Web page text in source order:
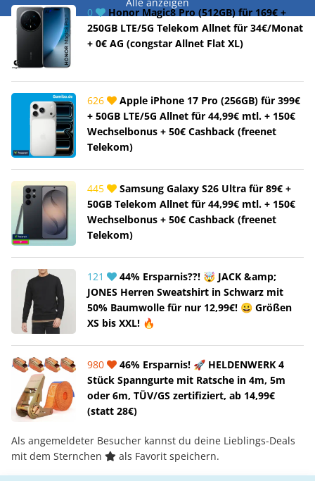
0
Honor Magic8 Pro (512GB) für 169€ +
250GB LTE/5G Telekom Allnet für 34€/Monat
+ 0€ AG (congstar Allnet Flat XL)
626
Apple iPhone 17 Pro (256GB) für 399€
+ 50GB LTE/5G Allnet für 44,99€ mtl. + 150€
Wechselbonus + 50€ Cashback (freenet
Telekom)
445
Samsung Galaxy S26 Ultra für 89€ +
50GB Telekom Allnet für 44,99€ mtl. + 150€
Wechselbonus + 50€ Cashback (freenet
Telekom)
121
44% Ersparnis??! 🤯 JACK &amp;
JONES Herren Sweatshirt in Schwarz mit
50% Baumwolle für nur 12,99€! 😀 Größen
XS bis XXL! 🔥
980
46% Ersparnis! 🚀 HELDENWERK 4
Stück Spanngurte mit Ratsche in 4m, 5m
oder 6m, TÜV/GS zertifiziert, ab 14,99€
(statt 28€)
Als angemeldeter Besucher kannst du deine Lieblings-Deals
mit dem Sternchen
als Favorit speichern.